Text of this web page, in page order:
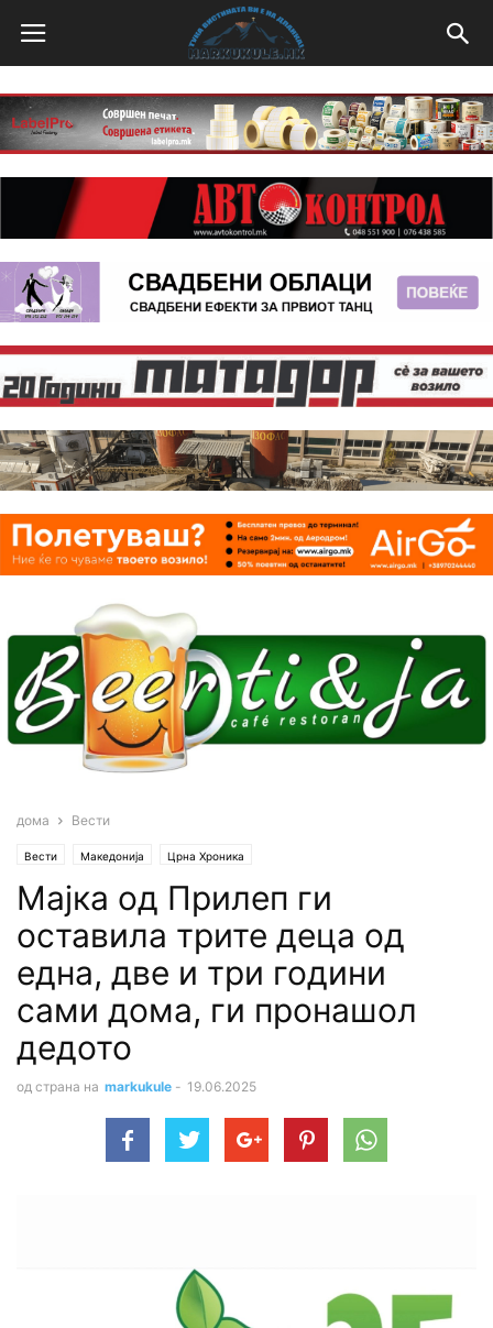
дома Вести
Вести Македонија Црна Хроника
Maјка од Прилеп ги
оставила трите деца од
една, две и три години
сами дома, ги пронашол
дедото
од страна на markukule - 19.06.2025